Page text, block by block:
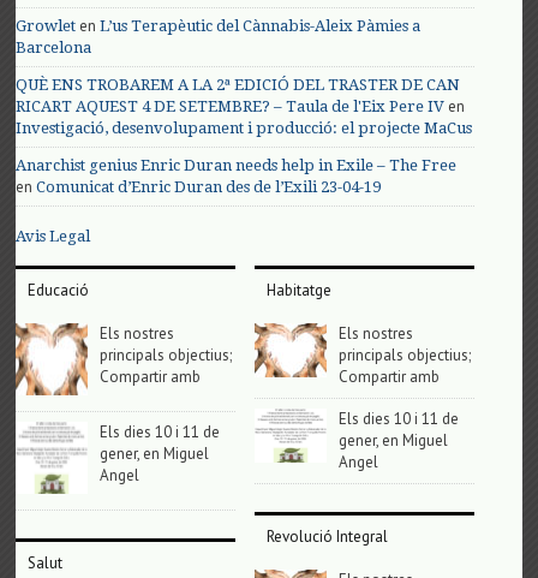
Growlet enL’us Terapèutic del Cànnabis-Aleix Pàmies a
Barcelona
QUÈ ENS TROBAREM A LA 2ª EDICIÓ DEL TRASTER DE CAN
RICART AQUEST 4 DE SETEMBRE? – Taula de l'Eix Pere IV en
Investigació, desenvolupament i producció: el projecte MaCus
Anarchist genius Enric Duran needs help in Exile – The Free
enComunicat d’Enric Duran des de l’Exili 23-04-19
Avis Legal
Educació
Els nostres
principals objectius;
Compartir amb
Els dies 10 i 11 de
gener, en Miguel
Angel
Salut
Habitatge
Els nostres
principals objectius;
Compartir amb
Els dies 10 i 11 de
gener, en Miguel
Angel
Revolució Integral